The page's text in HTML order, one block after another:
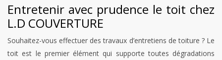
Entretenir avec prudence le toit chez
L.D COUVERTURE
Souhaitez-vous effectuer des travaux d’entretiens de toiture ? Le
toit est le premier élément qui supporte toutes dégradations